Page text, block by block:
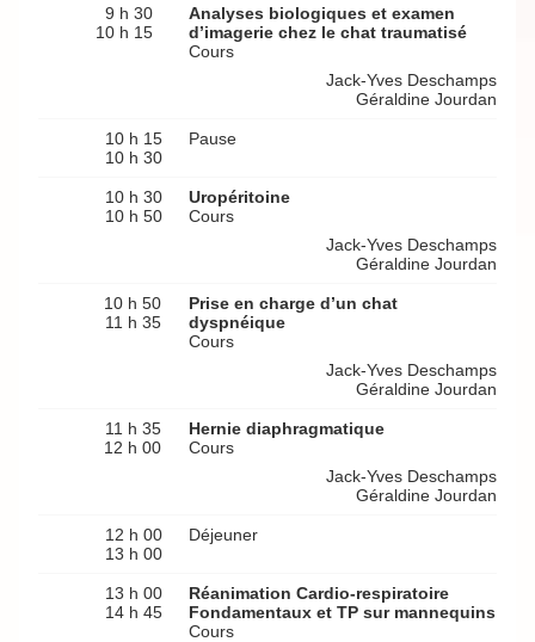
9 h 30
10 h 15
Analyses biologiques et examen
d’imagerie chez le chat traumatisé
Cours
Jack-Yves Deschamps
Géraldine Jourdan
10 h 15
10 h 30
Pause
10 h 30
10 h 50
Uropéritoine
Cours
Jack-Yves Deschamps
Géraldine Jourdan
10 h 50
11 h 35
Prise en charge d’un chat
dyspnéique
Cours
Jack-Yves Deschamps
Géraldine Jourdan
11 h 35
12 h 00
Hernie diaphragmatique
Cours
Jack-Yves Deschamps
Géraldine Jourdan
12 h 00
13 h 00
Déjeuner
13 h 00
14 h 45
Réanimation Cardio-respiratoire
Fondamentaux et TP sur mannequins
Cours